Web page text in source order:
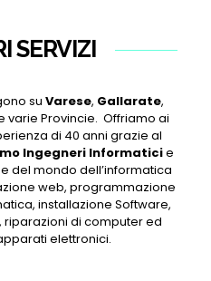
SERVIZI
su Varese, Gallarate,
varie Provincie. Offriamo ai
di 40 anni grazie al
Ingegneri Informaticie
del mondo dell’informatica
web, programmazione
installazione Software,
riparazioni di computer ed
elettronici.